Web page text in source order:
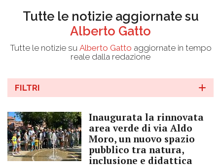
Tutte le notizie aggiornate su
Alberto Gatto
Tutte le notizie su Alberto Gatto aggiornate in tempo
reale dalla redazione
FILTRI
Inaugurata la rinnovata
area verde di via Aldo
Moro, un nuovo spazio
pubblico tra natura,
inclusione e didattica